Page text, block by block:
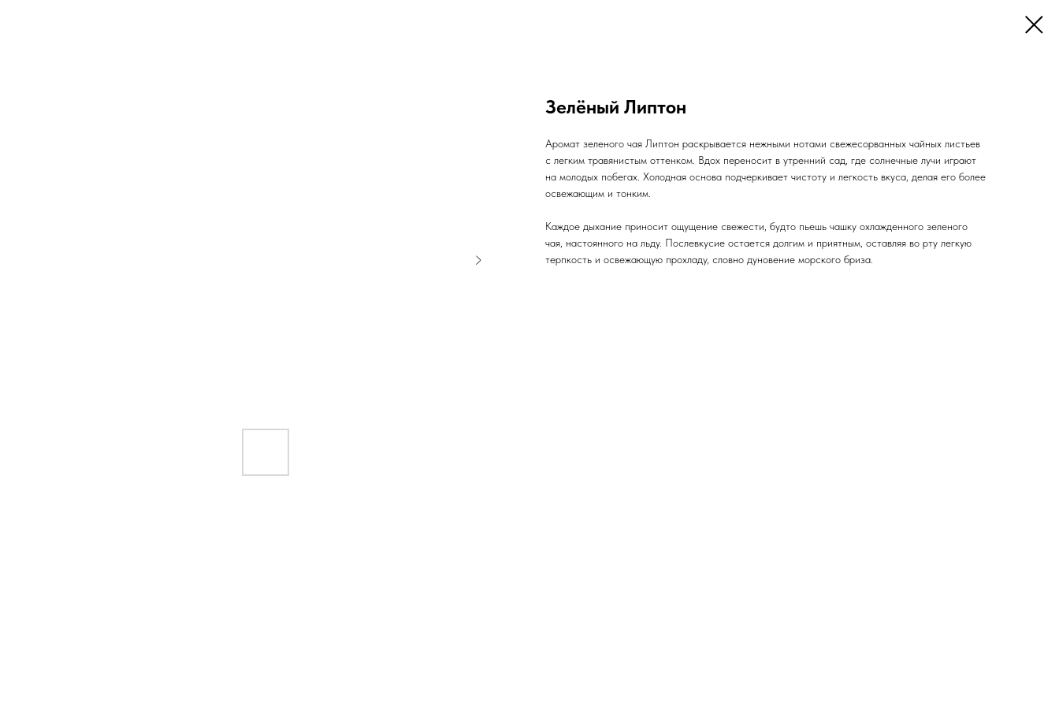
Зелёный Липтон
Аромат зеленого чая Липтон раскрывается нежными нотами свежесорванных чайных листьев
с легким травянистым оттенком. Вдох переносит в утренний сад, где солнечные лучи играют
на молодых побегах. Холодная основа подчеркивает чистоту и легкость вкуса, делая его более
освежающим и тонким.
Каждое дыхание приносит ощущение свежести, будто пьешь чашку охлажденного зеленого
чая, настоянного на льду. Послевкусие остается долгим и приятным, оставляя во рту легкую
терпкость и освежающую прохладу, словно дуновение морского бриза.